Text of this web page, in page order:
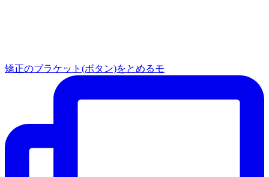
矯正のブラケット(ボタン)をとめるモ